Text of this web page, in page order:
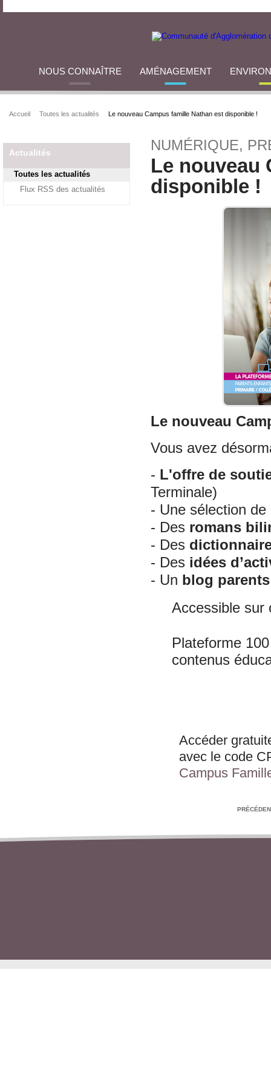
NOUS CONNAÎTRE AMÉNAGEMENT
Accueil Toutes les actualités Le nouveau Campus famille Nathan est disponible !
Actualités
Toutes les actualités
Flux RSS des actualités
NUMÉRIQUE,
Le nouveau
disponible !
Le nouveau
Vous avez
- L'offre de
Terminale)
- Une sélection de
- Des romans
- Des
- Des idées
- Un blog parents
Accessible sur
Plateforme
contenus
Accéder
avec le code
Campus